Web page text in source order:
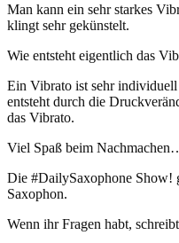
Man kann ein sehr starkes
klingt sehr gekünstelt.
Wie entsteht eigentlich das
Ein Vibrato ist sehr
entsteht durch die
das Vibrato.
Viel Spaß beim
Die #DailySaxophone Show!
Saxophon.
Wenn ihr Fragen habt,